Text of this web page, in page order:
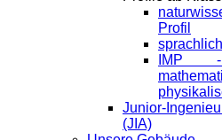
Profil
IMP -
Junior-
(JIA)